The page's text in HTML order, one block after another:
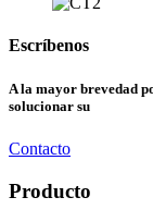
Escríbenos
A la mayor brevedad
solucionar su
Contacto
Producto